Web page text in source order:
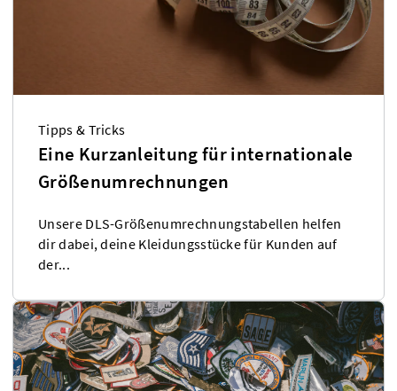
Tipps & Tricks
Eine Kurzanleitung für internationale
Größenumrechnungen
Unsere DLS-Größenumrechnungstabellen helfen
dir dabei, deine Kleidungsstücke für Kunden auf
der...